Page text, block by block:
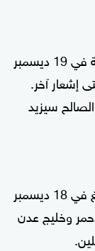
قالت مجموعة ولينيوس فيلهلمسن النرويجية في 19 ديسمبر
إشعار آخر.
سيزيد
قالت شركة الشحن البحري التايوانية يانغ مينغ في 18 ديسمبر
وخليج عدن